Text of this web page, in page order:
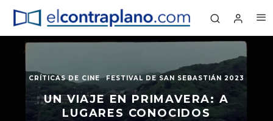
CRÍTICAS DE CINE FESTIVAL DE SAN SEBASTIÁN 2023
UN VIAJE EN PRIMAVERA: A
LUGARES CONOCIDOS